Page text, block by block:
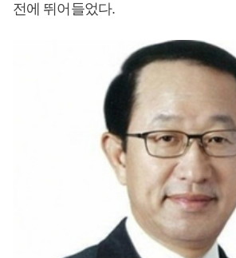
전에 뛰어들었다.